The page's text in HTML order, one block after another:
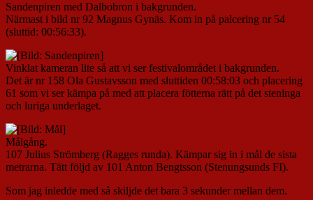
Sandenpiren med Dalbobron i bakgrunden.
Närmast i bild nr 92 Magnus Gynäs. Kom in på palcering nr 54
(sluttid: 00:56:33).
Vinklat kameran lite så att vi ser festivalområdet i bakgrunden.
Det är nr 158 Ola Gustavsson med sluttiden 00:58:03 och placering
61 som vi ser kämpa på med att placera fötterna rätt på det steninga
och luriga underlaget.
Målgång.
107 Julius Strömberg (Ragges runda). Kämpar sig in i mål de sista
metrarna. Tätt följd av 101 Anton Bengtsson (Stenungsunds FI).
Som jag inledde med så skiljde det bara 3 sekunder mellan dem.